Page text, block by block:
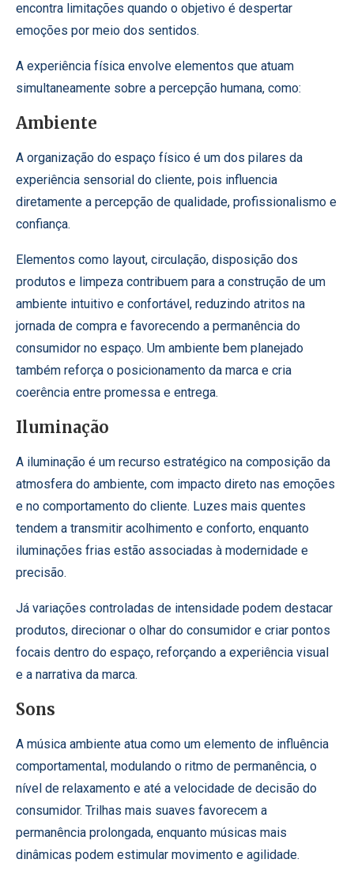
encontra limitações quando o objetivo é despertar
emoções por meio dos sentidos.
A experiência física envolve elementos que atuam
simultaneamente sobre a percepção humana, como:
Ambiente
A organização do espaço físico é um dos pilares da
experiência sensorial do cliente, pois influencia
diretamente a percepção de qualidade, profissionalismo e
confiança.
Elementos como layout, circulação, disposição dos
produtos e limpeza contribuem para a construção de um
ambiente intuitivo e confortável, reduzindo atritos na
jornada de compra e favorecendo a permanência do
consumidor no espaço. Um ambiente bem planejado
também reforça o posicionamento da marca e cria
coerência entre promessa e entrega.
Iluminação
A iluminação é um recurso estratégico na composição da
atmosfera do ambiente, com impacto direto nas emoções
e no comportamento do cliente. Luzes mais quentes
tendem a transmitir acolhimento e conforto, enquanto
iluminações frias estão associadas à modernidade e
precisão.
Já variações controladas de intensidade podem destacar
produtos, direcionar o olhar do consumidor e criar pontos
focais dentro do espaço, reforçando a experiência visual
e a narrativa da marca.
Sons
A música ambiente atua como um elemento de influência
comportamental, modulando o ritmo de permanência, o
nível de relaxamento e até a velocidade de decisão do
consumidor. Trilhas mais suaves favorecem a
permanência prolongada, enquanto músicas mais
dinâmicas podem estimular movimento e agilidade.